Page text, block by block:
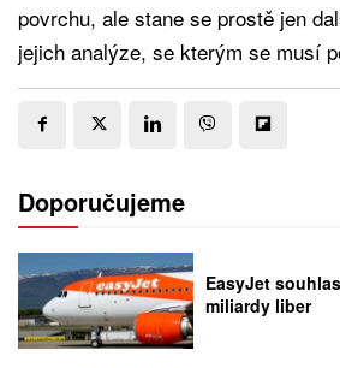
povrchu, ale stane se prostě jen
jejich analýze, se kterým se musí
Doporučujeme
EasyJet
miliardy liber